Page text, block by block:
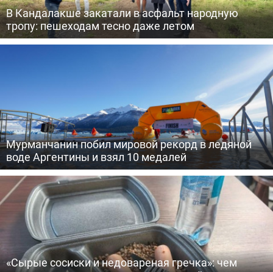
В Кандалакше закатали в асфальт народную
тропу: пешеходам тесно даже летом
Мурманчанин побил мировой рекорд в ледяной
воде Аргентины и взял 10 медалей
«Сырые сосиски и недовареная гречка»: чем